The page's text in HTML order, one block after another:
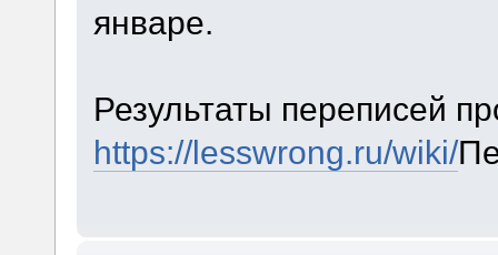
январе.
Результаты переписей
https://lesswrong.ru/wiki/